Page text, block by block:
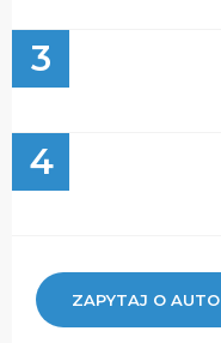
3
4
ZAPYTAJ O AUTO